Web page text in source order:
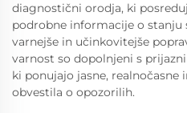
diagnostični orodja, ki
podrobne informacije o stanju
varnejše in učinkovitejše
varnost so dopolnjeni s
ki ponujajo jasne,
obvestila o opozorilih.